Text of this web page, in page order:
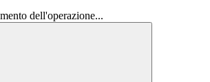
dell'operazione...